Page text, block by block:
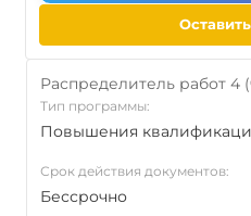
Распределитель работ 4
Тип программы:
Повышения
Срок действия документов:
Бессрочно